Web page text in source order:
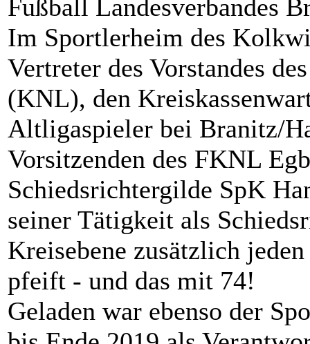
Fußball Landesverbandes
Im Sportlerheim des
Vertreter des Vorstandes
(KNL), den
Altligaspieler bei Branitz/
Vorsitzenden des FKNL
Schiedsrichtergilde SpK
seiner Tätigkeit als
Kreisebene zusätzlich
pfeift - und das mit 74!
Geladen war ebenso der